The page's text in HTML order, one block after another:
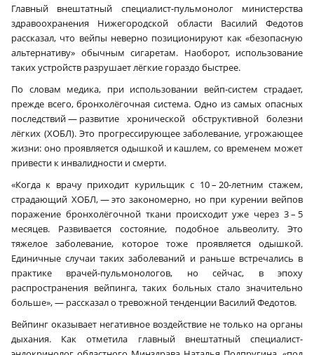
Главный внештатный специалист-пульмонолог министерства
здравоохранения Нижегородской области Василий Федотов
рассказал, что вейпы неверно позиционируют как «безопасную
альтернативу» обычным сигаретам. Наоборот, использование
таких устройств разрушает лёгкие гораздо быстрее.
По словам медика, при использовании вейп-систем страдает,
прежде всего, бронхолёгочная система. Одно из самых опасных
последствий — развитие хронической обструктивной болезни
лёгких (ХОБЛ). Это прогрессирующее заболевание, угрожающее
жизни: оно проявляется одышкой и кашлем, со временем может
привести к инвалидности и смерти.
«Когда к врачу приходит курильщик с 10 – 20-летним стажем,
страдающий ХОБЛ, — это закономерно, но при курении вейпов
поражение бронхолёгочной ткани происходит уже через 3 – 5
месяцев. Развивается состояние, подобное альвеолиту. Это
тяжелое заболевание, которое тоже проявляется одышкой.
Единичные случаи таких заболеваний и раньше встречались в
практике врачей-пульмонологов, но сейчас, в эпоху
распространения вейпинга, таких больных стало значительно
больше», — рассказал о тревожной тенденции Василий Федотов.
Вейпинг оказывает негативное воздействие не только на органы
дыхания. Как отметила главный внештатный специалист-